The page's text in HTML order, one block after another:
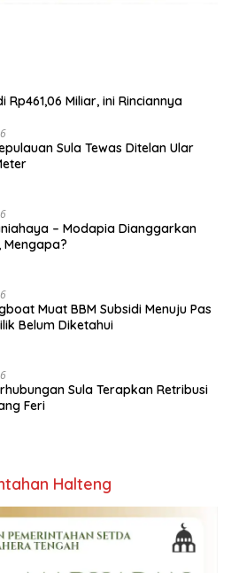
Miliar, ini Rinciannya
Sula Tewas Ditelan Ular
– Modapia Dianggarkan
Mengapa?
Muat BBM Subsidi Menuju Pas
Belum Diketahui
Sula Terapkan Retribusi
Feri
Halteng